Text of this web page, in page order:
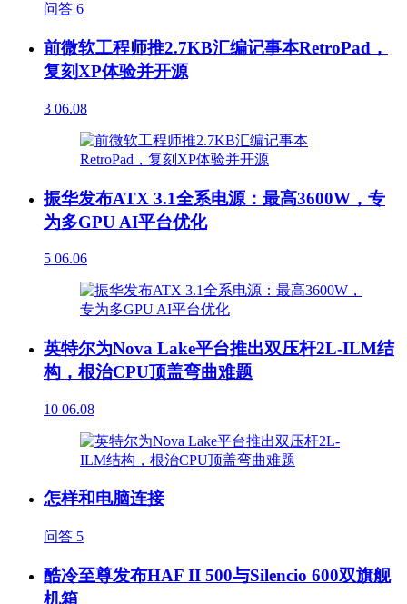
问答 6
前微软工程师推2.7KB汇编记事本RetroPad，
复刻XP体验并开源
3 06.08
振华发布ATX 3.1全系电源：最高3600W，专
为多GPU AI平台优化
5 06.06
英特尔为Nova Lake平台推出双压杆2L-ILM结
构，根治CPU顶盖弯曲难题
10 06.08
怎样和电脑连接
问答 5
酷冷至尊发布HAF II 500与Silencio 600双旗舰
机箱